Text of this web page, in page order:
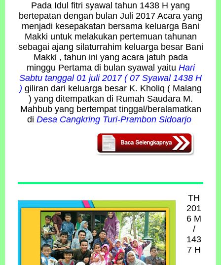
Pada Idul fitri syawal tahun 1438 H yang
bertepatan dengan bulan Juli 2017 Acara yang
menjadi kesepakatan bersama keluarga Bani
Makki untuk melakukan pertemuan tahunan
sebagai ajang silaturrahim keluarga besar Bani
Makki , tahun ini yang acara jatuh pada
minggu Pertama di bulan syawal yaitu Hari
Sabtu tanggal 01 juli 2017 ( 07 Syawal 1438 H
) giliran dari keluarga besar K. Kholiq ( Malang
) yang ditempatkan di Rumah Saudara M.
Mahbub yang bertempat tinggal/beralamatkan
di Desa Cangkring Turi-Prambon Sidoarjo
TH
201
6 M
/
143
7 H